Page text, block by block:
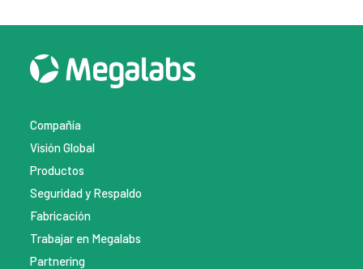
Compañía
Visión Global
Productos
Seguridad y Respaldo
Fabricación
Trabajar en Megalabs
Partnering